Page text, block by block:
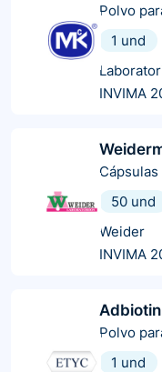
Polvo
1 und
INVIMA
Cápsulas
50 und
Weider
INVIMA
Adbiotin
Polvo
1 und